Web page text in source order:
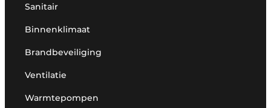
Sanitair
Binnenklimaat
Brandbeveiliging
Ventilatie
Warmtepompen